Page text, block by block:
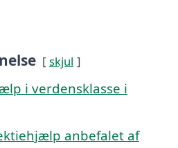
skjul
i verdensklasse i
anbefalet af